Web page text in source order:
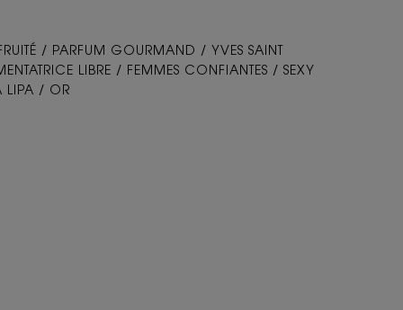
/ PARFUM GOURMAND / YVES SAINT
LIBRE / FEMMES CONFIANTES / SEXY
LIPA / OR